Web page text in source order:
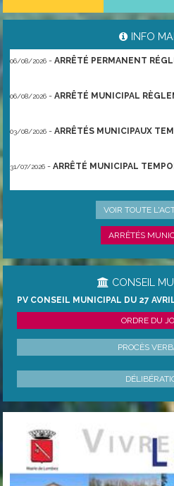
INFO
06/08/2026 - ARRÊTÉ PERMANENT
06/08/2026 - ARRÊTÉ MUNICIPAL
03/08/2026 - ARRÊTÉS MUNICIPAUX
31/07/2026 - ARRÊTÉ MUNICIPAL
ARRÊTÉ PRÉFECTORAL
VOIR TOUTE
ARRÊTÉS
CONSEIL
PV CONSEIL MUNICIPAL DU 27
ORDRE DU
PROCÈS